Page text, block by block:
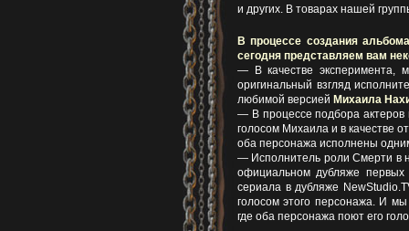
и других. В товарах нашей
В процессе создания
сегодня представляем вам
— В качестве эксперимента,
оригинальный взгляд
любимой версией Михаила
— В процессе подбора
голосом Михаила и в качестве
оба персонажа исполнены
— Исполнитель роли Смерти в
официальном дубляже первых
сериала в дубляже
голосом этого персонажа. И
где оба персонажа поют его